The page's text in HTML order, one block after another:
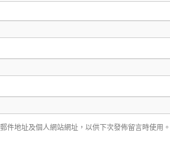
件地址及個人網站網址，以供下次發佈留言時使用。